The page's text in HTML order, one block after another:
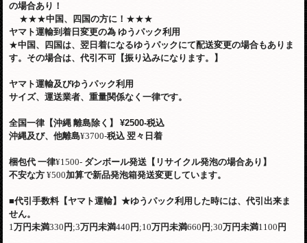
の場合あり！
★★★中国、四国の方に！ ★★★
ヤマト運輸到着日変更の為 ゆうパック利用
★中国、四国は、翌日着になるゆうパックにて配送変更の場合もありま
す。その場合は、代引不可【振り込みになります。】
ヤマト運輸及びゆうパック利用
サイズ、運送業者、重量関係なく一律です。
全国一律【沖縄 離島除く】
¥2500-税込
沖縄及び、他離島¥3700-税込 翌々日着
梱包代 一律¥1500- ダンボール発送【リサイクル発泡の場合あり】
不安な方 ¥500加算で新品発泡箱発送変更しています。
■代引手数料【ヤマト運輸】★ゆうパック利用した時には、代引出来ま
せん。
1万円未満330 円 ;3万円未満440 円 ;10万円未満660 円 ;30万円未満1100 円